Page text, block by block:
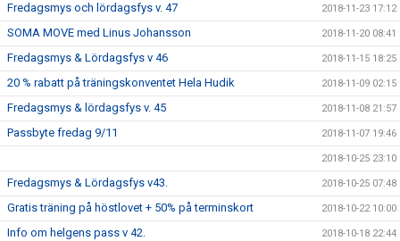
Fredagsmys och lördagsfys v. 47 2018-11-23 17:12
SOMA MOVE med Linus Johansson 2018-11-20 08:41
Fredagsmys & Lördagsfys v 46 2018-11-15 18:25
20 % rabatt på träningskonventet Hela Hudik 2018-11-09 02:15
Fredagsmys & lördagsfys v. 45 2018-11-08 21:57
Passbyte fredag 9/11 2018-11-07 19:46
2018-10-25 23:10
Fredagsmys & Lördagsfys v43. 2018-10-25 07:48
Gratis träning på höstlovet + 50% på terminskort 2018-10-22 10:00
Info om helgens pass v 42. 2018-10-18 22:44